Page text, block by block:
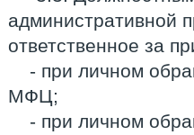
административной
ответственное за
- при личном
МФЦ;
- при личном